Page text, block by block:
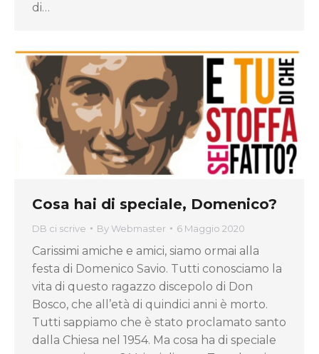
di…
Cosa hai di speciale, Domenico?
DB ci scrive By Webmaster 6 Maggio 2020
Carissimi amiche e amici, siamo ormai alla
festa di Domenico Savio. Tutti conosciamo la
vita di questo ragazzo discepolo di Don
Bosco, che all’età di quindici anni è morto.
Tutti sappiamo che è stato proclamato santo
dalla Chiesa nel 1954. Ma cosa ha di speciale